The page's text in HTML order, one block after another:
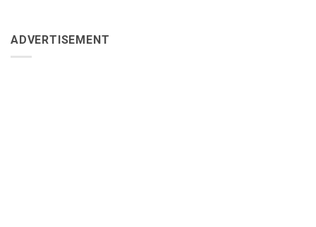
ADVERTISEMENT